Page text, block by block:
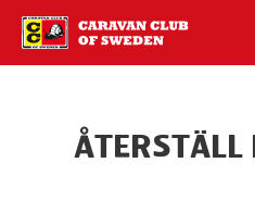
ÅTERSTÄLL